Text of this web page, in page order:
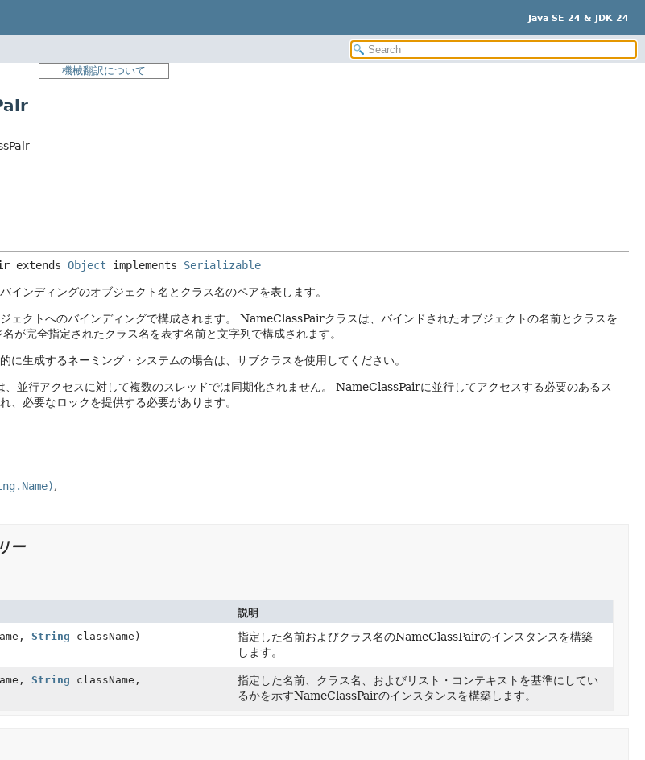
Java SE 24 & JDK 24
機械翻訳について
extends Object implements Serializable
インディングのオブジェクト名とクラス名のペアを表します。
ェクトへのバインディングで構成されます。
NameClassPairクラスは、バインドされたオブジェクトの名前とクラスを
が完全指定されたクラス名を表す名前と文字列で構成されます。
に生成するネーミング・システムの場合は、サブクラスを使用してください。
並行アクセスに対して複数のスレッドでは同期化されません。
NameClassPairに並行してアクセスする必要のあるス
、必要なロックを提供する必要があります。
ー
説明
String className)
指定した名前およびクラス名のNameClassPairのインスタンスを構築
します。
String className,
指定した名前、クラス名、およびリスト・コンテキストを基準にしてい
るかを示すNameClassPairのインスタンスを構築します。